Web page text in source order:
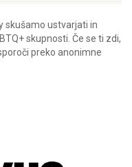
skušamo ustvarjati in
skupnosti. Če se ti zdi,
preko anonimne